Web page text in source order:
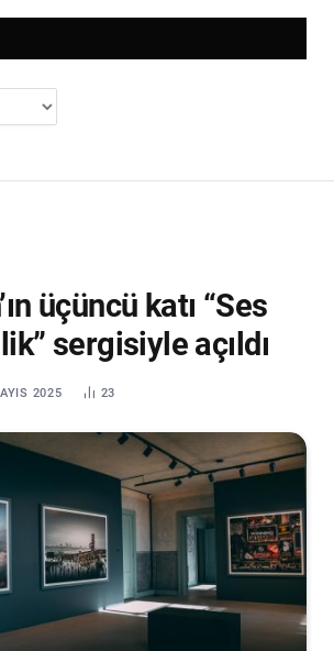
üçüncü katı “Ses
sergisiyle açıldı
2025 23